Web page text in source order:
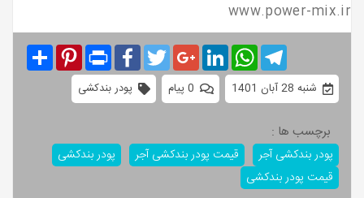
www.power-mix.ir
SharePinterest Print
FacebookTwitterGoogle+LinkedInWhatsAppTelegram
شنبه 28 آبان 1401 0 پیام پودر بندکشی
برچسب ها :
پودر بندکشی آجر قیمت پودر بندکشی آجر
پودر بندکشی
قیمت پودر بندکشی